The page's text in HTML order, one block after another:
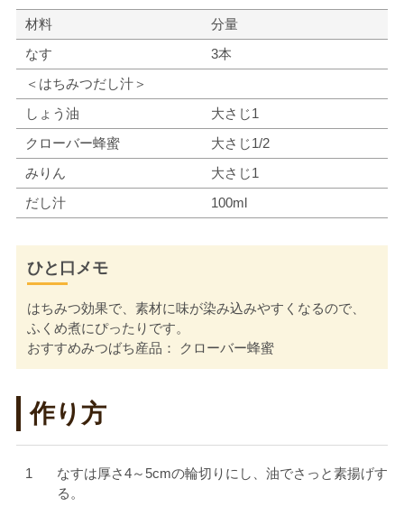
材料
分量
なす
3本
＜はちみつだし汁＞
しょう油
大さじ1
クローバー蜂蜜
大さじ1/2
みりん
大さじ1
だし汁
100ml
ひと口メモ
はちみつ効果で、素材に味が染み込みやすくなるので、
ふくめ煮にぴったりです。
おすすめみつばち産品： クローバー蜂蜜
作り方
なすは厚さ4～5cmの輪切りにし、油でさっと素揚げす
る。